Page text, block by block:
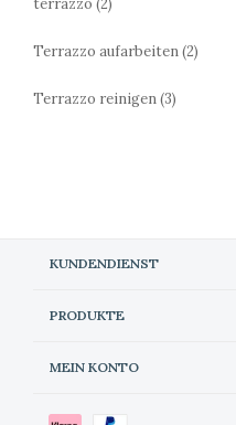
terrazzo (2)
Terrazzo aufarbeiten(2)
Terrazzo reinigen(3)
KUNDENDIENST
PRODUKTE
MEIN KONTO